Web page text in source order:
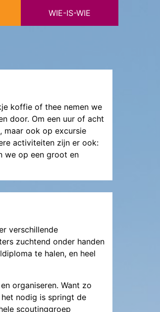
WIE-IS-WIE
koffie of thee nemen we
door. Om een uur of acht
maar ook op excursie
activiteiten zijn er ook:
we op een groot en
verschillende
zuchtend onder handen
te halen, en heel
organiseren. Want zo
nodig is springt de
scoutinggroep